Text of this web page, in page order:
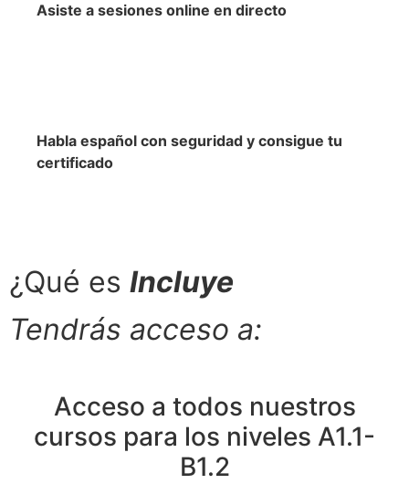
Asiste a sesiones online en directo
Habla español con seguridad y consigue tu
certificado
¿Qué es Incluye
Tendrás acceso a:
Acceso a todos nuestros
cursos para los niveles A1.1-
B1.2